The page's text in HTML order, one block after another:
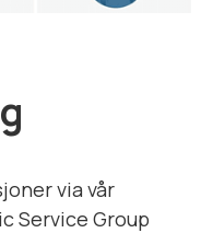
via vår
Service Group